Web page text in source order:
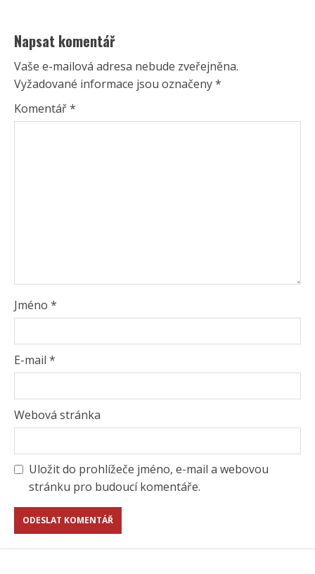
Napsat komentář
Vaše e-mailová adresa nebude zveřejněna.
Vyžadované informace jsou označeny*
Komentář*
Jméno *
E-mail *
Webová stránka
Uložit do prohlížeče jméno, e-mail a webovou
stránku pro budoucí komentáře.